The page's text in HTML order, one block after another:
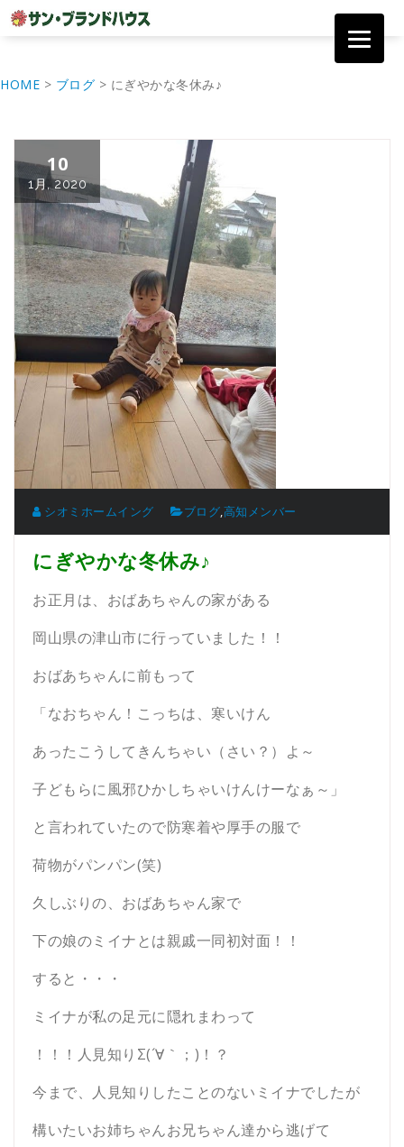
テ
HOME > ブログ > にぎやかな冬休み♪
10
1月, 2020
シオミホームイング ブログ,高知メンバー
にぎやかな冬休み♪
お正月は、おばあちゃんの家がある
岡山県の津山市に行っていました！！
おばあちゃんに前もって
「なおちゃん！こっちは、寒いけん
あったこうしてきんちゃい（さい？）よ～
子どもらに風邪ひかしちゃいけんけーなぁ～」
と言われていたので防寒着や厚手の服で
荷物がパンパン(笑)
久しぶりの、おばあちゃん家で
下の娘のミイナとは親戚一同初対面！！
すると・・・
ミイナが私の足元に隠れまわって
！！！人見知りΣ(´∀｀；)！？
今まで、人見知りしたことのないミイナでしたが
構いたいお姉ちゃんお兄ちゃん達から逃げて